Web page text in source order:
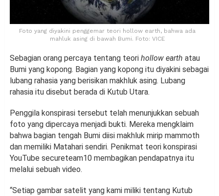
Foto yang diyakini penggemar teori hollow earth, bahwa ada
mahluk asing di bawah Bumi. Foto: VICE
Sebagian orang percaya tentang teori hollow earth atau
Bumi yang kopong. Bagian yang kopong itu diyakini sebagai
lubang rahasia yang berisikan makhluk asing. Lubang
rahasia itu disebut berada di Kutub Utara.
Penggila konspirasi tersebut telah menunjukkan sebuah
foto yang dipercaya menjadi bukti. Mereka mengklaim
bahwa bagian tengah Bumi diisi makhluk mirip mammoth
dan memiliki Matahari sendiri. Penikmat teori konspirasi
YouTube secureteam10 membagikan pendapatnya itu
melalui sebuah video.
“Setiap gambar satelit yang kami miliki tentang Kutub